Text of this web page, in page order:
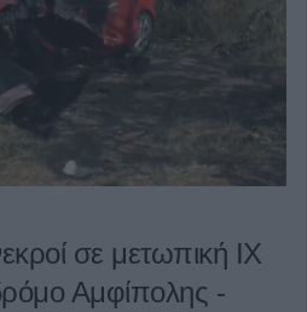
σε μετωπική ΙΧ
Αμφίπολης -